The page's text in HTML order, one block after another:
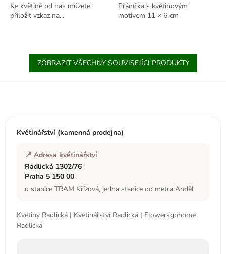
Ke květině od nás můžete
přiložit vzkaz na...
Přáníčka s květinovým
motivem 11 × 6 cm
ZOBRAZIT VŠECHNY SOUVISEJÍCÍ PRODUKTY
Z
Květinářství (kamenná prodejna)
📍 Adresa květinářství
Radlická 1302/76
Praha 5 150 00
u stanice TRAM Křížová, jedna stanice od metra Anděl
Květiny Radlická | Květinářství Radlická | Flowersgohome
Radlická